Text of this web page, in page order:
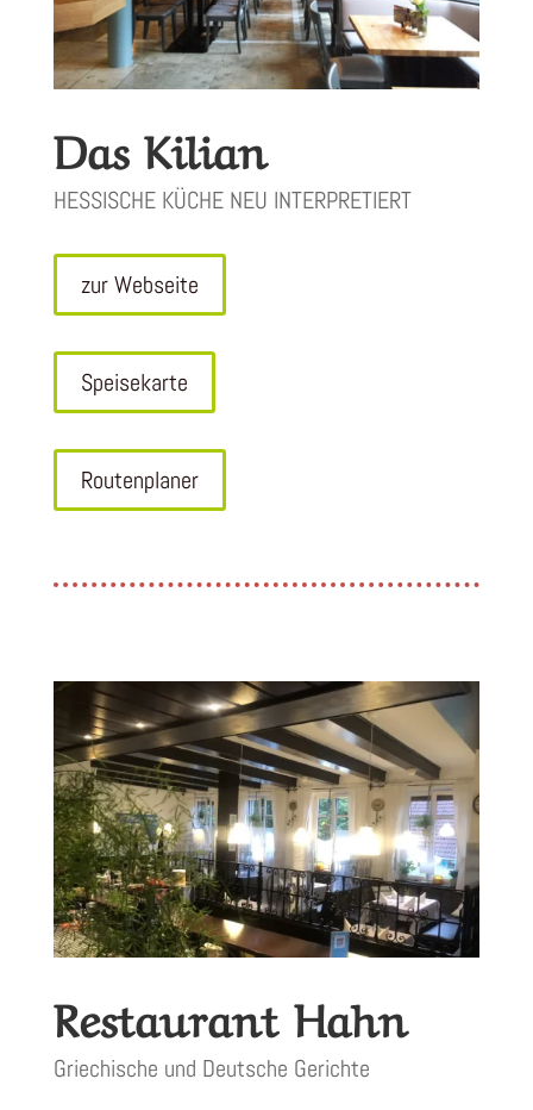
Das Kilian
HESSISCHE KÜCHE NEU INTERPRETIERT
zur Webseite
Speisekarte
Routenplaner
Restaurant Hahn
Griechische und Deutsche Gerichte